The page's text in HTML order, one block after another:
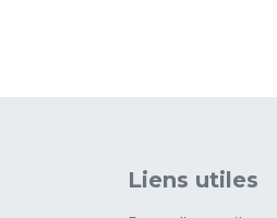
Liens utiles